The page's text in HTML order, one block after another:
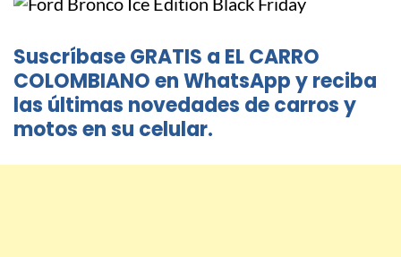
Suscríbase GRATIS a EL CARRO
COLOMBIANO en WhatsApp y reciba
las últimas novedades de carros y
motos en su celular.